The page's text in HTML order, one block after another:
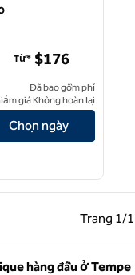
Scottsdale, Curio
Từ* $176
Đã bao gồm phí
giá Không hoàn lại
Chọn ngày
Trang trước, 1/
Trang 1/1
hàng đầu ở Tempe